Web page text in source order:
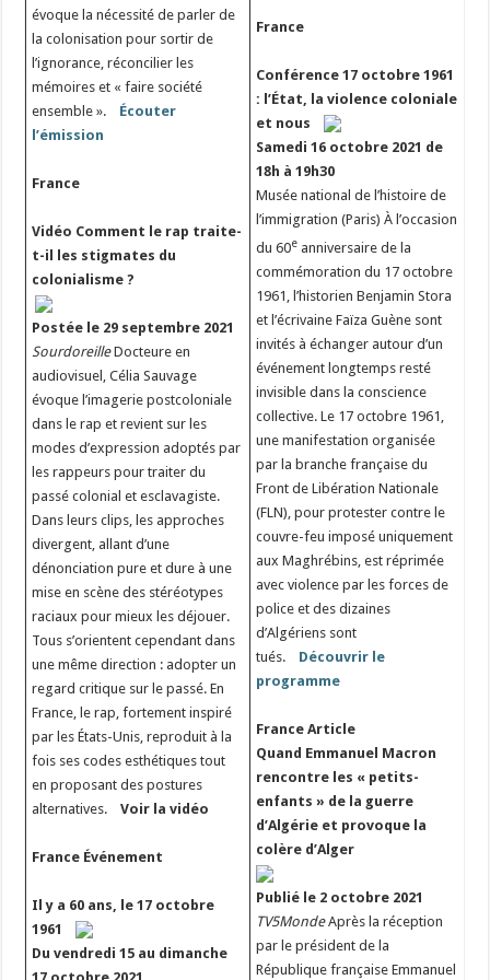
évoque la nécessité de parler de
la colonisation pour sortir de
l’ignorance, réconcilier les
mémoires et « faire société
ensemble ». Écouter
l’émission
France
Vidéo Comment le rap traite-
t-il les stigmates du
colonialisme ?
Postée le 29 septembre 2021
SourdoreilleDocteure en
audiovisuel, Célia Sauvage
évoque l’imagerie postcoloniale
dans le rap et revient sur les
modes d’expression adoptés par
les rappeurs pour traiter du
passé colonial et esclavagiste.
Dans leurs clips, les approches
divergent, allant d’une
dénonciation pure et dure à une
mise en scène des stéréotypes
raciaux pour mieux les déjouer.
Tous s’orientent cependant dans
une même direction : adopter un
regard critique sur le passé. En
France, le rap, fortement inspiré
par les États-Unis, reproduit à la
fois ses codes esthétiques tout
en proposant des postures
alternatives.Voir la vidéo
France Événement
Il y a 60 ans, le 17 octobre
1961
Du vendredi 15 au dimanche
17 octobre 2021
France
Conférence 17 octobre 1961
: l’État, la violence coloniale
et nous
Samedi 16 octobre 2021 de
18h à 19h30
Musée national de l’histoire de
l’immigration (Paris) À l’occasion
du 60e anniversaire de la
commémoration du 17 octobre
1961, l’historien Benjamin Stora
et l’écrivaine Faïza Guène sont
invités à échanger autour d’un
événement longtemps resté
invisible dans la conscience
collective. Le 17 octobre 1961,
une manifestation organisée
par la branche française du
Front de Libération Nationale
(FLN), pour protester contre le
couvre-feu imposé uniquement
aux Maghrébins, est réprimée
avec violence par les forces de
police et des dizaines
d’Algériens sont
tués. Découvrir le
programme
France Article
Quand Emmanuel Macron
rencontre les « petits-
enfants » de la guerre
d’Algérie et provoque la
colère d’Alger
Publié le 2 octobre 2021
TV5MondeAprès la réception
par le président de la
République française Emmanuel